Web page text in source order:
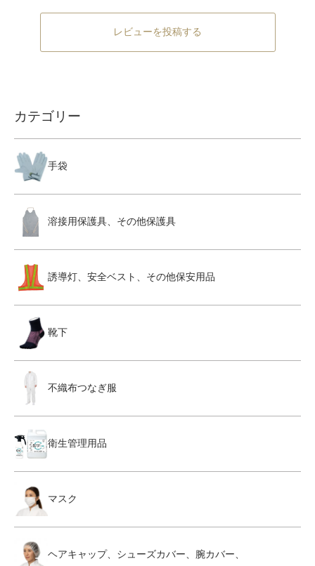
レビューを投稿する
カテゴリー
手袋
溶接用保護具、その他保護具
誘導灯、安全ベスト、その他保安用品
靴下
不織布つなぎ服
衛生管理用品
マスク
ヘアキャップ、シューズカバー、腕カバー、